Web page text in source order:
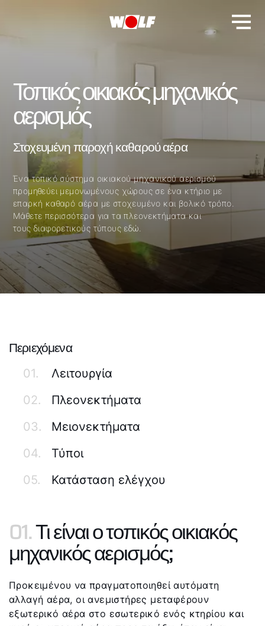
Τοπικός οικιακός μηχανικός
αερισμός
Στοχευμένη παροχή καθαρού αέρα
Ένα τοπικό σύστημα οικιακού μηχανικού αερισμού
προμηθεύει μεμονωμένους χώρους σε ένα κτήριο με
επαρκή καθαρό αέρα με στοχευμένο και βολικό τρόπο.
Μάθετε περισσότερα για τα πλεονεκτήματα και
τους διαφορετικούς τύπους εδώ.
Περιεχόμενα
01.
Λειτουργία
02.
Πλεονεκτήματα
03.
Μειονεκτήματα
04.
Τύποι
05.
Κατάσταση ελέγχου
01.Τι είναι ο τοπικός οικιακός
μηχανικός αερισμός;
Προκειμένου να πραγματοποιηθεί αυτόματη
αλλαγή αέρα, οι ανεμιστήρες μεταφέρουν
εξωτερικό αέρα στο εσωτερικό ενός κτηρίου και